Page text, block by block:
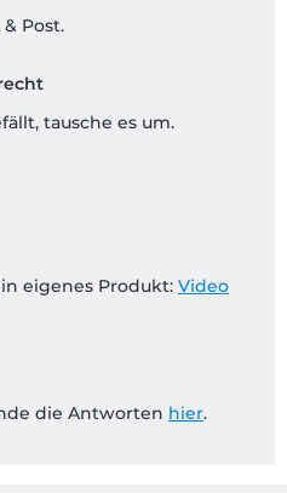
Post.
tausche es um.
eigenes Produkt: Video
die Antworten hier.